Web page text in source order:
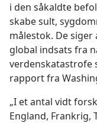
i den såkaldte
skabe sult,
målestok. De
global indsats fra
verdenskatastrofe
rapport fra
„I et antal vidt
England, Frankrig,